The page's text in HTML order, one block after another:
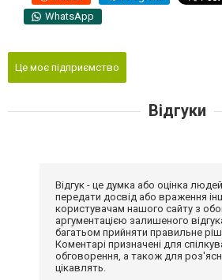
WhatsApp
Це моє підприємство
Відгуки
Відгук - це думка або оцінка
передати досвід або враження
користувачам нашого сайту з
аргументацією залишеного
багатьом прийняти правильне
Коментарі призначені для
обговорення, а також для
цікавлять.